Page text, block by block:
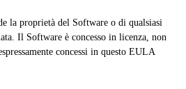
la proprietà del Software o di qualsiasi
Il Software è concesso in licenza, non
concessi in questo EULA